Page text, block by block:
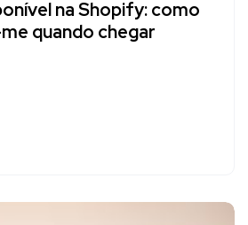
na Shopify: como
quando chegar